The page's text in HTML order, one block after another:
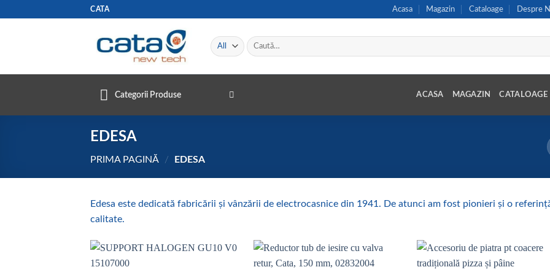
CATA Acasa Magazin Cataloage Despre
Caută
după:
Categorii Produse ACASA MAGAZIN CATALOAGE
EDESA
PRIMA PAGINĂ / EDESA
Edesa este dedicată fabricării și vânzării de electrocasnice din 1941. De atunci am fost pionieri și o
calitate.